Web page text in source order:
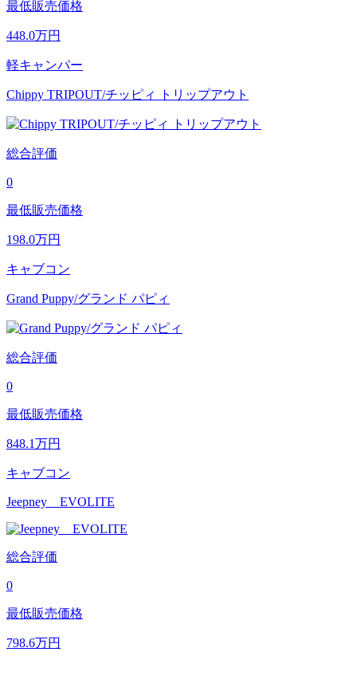
最低販売価格
448.0万円
軽キャンパー
Chippy TRIPOUT/チッピィ トリップアウト
総合評価
0
最低販売価格
198.0万円
キャブコン
Grand Puppy/グランド パピィ
総合評価
0
最低販売価格
848.1万円
キャブコン
Jeepney EVOLITE
総合評価
0
最低販売価格
798.6万円